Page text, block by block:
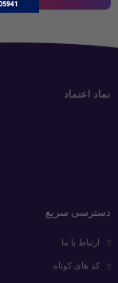
نماد اعتماد
دسترسی سریع
ارتباط با ما
کد های کوتاه